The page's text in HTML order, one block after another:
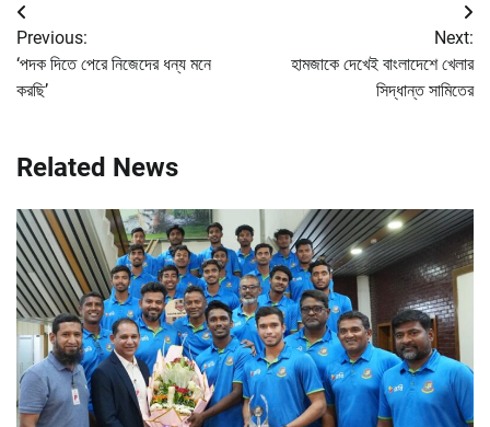
Post
navigation
Previous:
‘পদক দিতে পেরে নিজেদের ধন্য মনে
করছি’
Next:
হামজাকে দেখেই বাংলাদেশে খেলার
সিদ্ধান্ত সামিতের
Related News